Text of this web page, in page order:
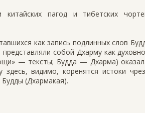
пагод и тибетских
как запись подлинных слов
собой Дхарму как
— тексты; Будда — Дхарма)
видимо, коренятся истоки
(Дхармакая).